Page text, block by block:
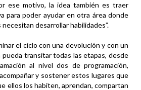
ese motivo, la idea también es traer
para poder ayudar en otra área donde
desarrollar habilidades”.
el ciclo con una devolución y con un
pueda transitar todas las etapas, desde
al nivel dos de programación,
y sostener estos lugares que
ellos los habiten, aprendan, compartan